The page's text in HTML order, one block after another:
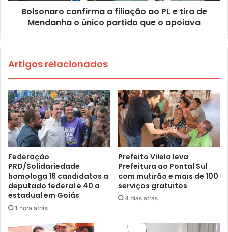
Bolsonaro confirma a filiação ao PL e tira de
Mendanha o único partido que o apoiava
Artigos relacionados
Federação
PRD/Solidariedade
homologa 16 candidatos a
deputado federal e 40 a
estadual em Goiás
1 hora atrás
Prefeito Vilela leva
Prefeitura ao Pontal Sul
com mutirão e mais de 100
serviços gratuitos
4 dias atrás